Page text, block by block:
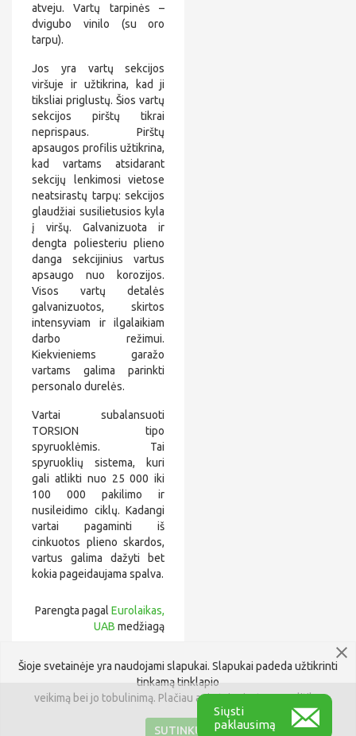
atveju. Vartų tarpinės –
dvigubo vinilo (su oro
tarpu).
Jos yra vartų sekcijos
viršuje ir užtikrina, kad ji
tiksliai priglustų. Šios vartų
sekcijos pirštų tikrai
neprispaus. Pirštų
apsaugos profilis užtikrina,
kad vartams atsidarant
sekcijų lenkimosi vietose
neatsirastų tarpų: sekcijos
glaudžiai susilietusios kyla
į viršų. Galvanizuota ir
dengta poliesteriu plieno
danga sekcijinius vartus
apsaugo nuo korozijos.
Visos vartų detalės
galvanizuotos, skirtos
intensyviam ir ilgalaikiam
darbo režimui.
Kiekvieniems garažo
vartams galima parinkti
personalo durelės.
Vartai subalansuoti
TORSION tipo
spyruoklėmis. Tai
spyruoklių sistema, kuri
gali atlikti nuo 25 000 iki
100 000 pakilimo ir
nusileidimo ciklų. Kadangi
vartai pagaminti iš
cinkuotos plieno skardos,
vartus galima dažyti bet
kokia pageidaujama spalva.
Parengta pagalEurolaikas,
UAB medžiagą
Visos teisės saugomos © Ekspertai.lt
Šioje svetainėje yra naudojami slapukai. Slapukai padeda užtikrinti
tinkamą tinklapio
veikimą bei jo tobulinimą. Plačiau apie taiprivatumo politika.
SUTINKU
Siųsti
paklausimą